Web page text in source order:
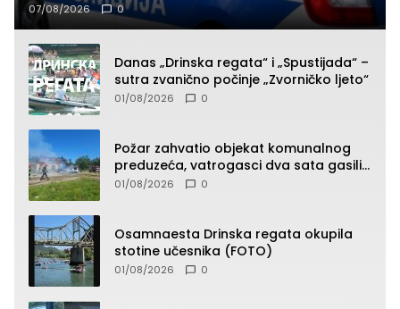
07/08/2026 0
Danas „Drinska regata“ i „Spustijada“ –
sutra zvanično počinje „Zvorničko ljeto“
01/08/2026 0
Požar zahvatio objekat komunalnog
preduzeća, vatrogasci dva sata gasili
vatru (FOTO)
01/08/2026 0
Osamnaesta Drinska regata okupila
stotine učesnika (FOTO)
01/08/2026 0